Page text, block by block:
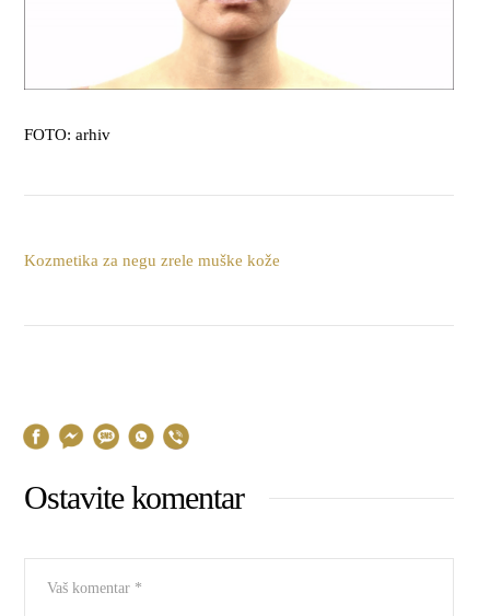
FOTO: arhiv
Kozmetika za negu zrele muške kože
Ostavite komentar